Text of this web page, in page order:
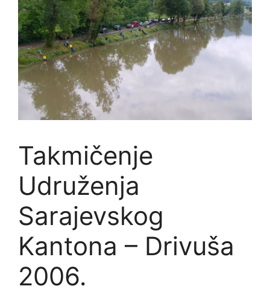
Takmičenje
Udruženja
Sarajevskog
Kantona – Drivuša
2006.